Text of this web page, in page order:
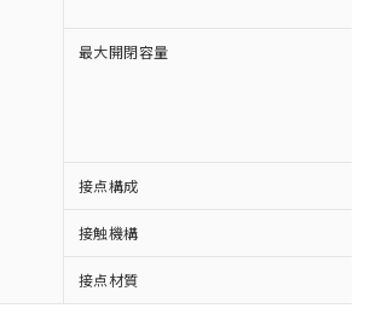
最大開閉容量
接点構成
接触機構
接点材質
み：EU RoHS指令（10物質）の
対応した製品が提供可能な商品で